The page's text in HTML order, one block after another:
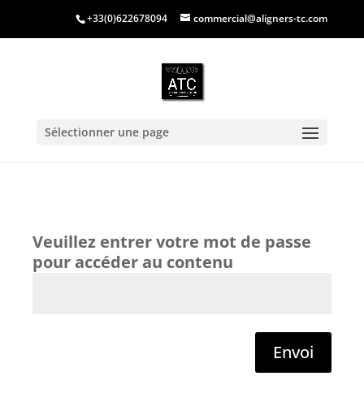
+33(0)622678094 commercial@aligners-tc.com
Sélectionner une page
Envoi